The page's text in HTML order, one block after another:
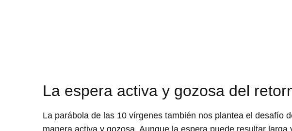
La espera activa y gozosa del
La parábola de las 10 vírgenes también nos plantea el desafío
manera activa y gozosa. Aunque la espera puede resultar